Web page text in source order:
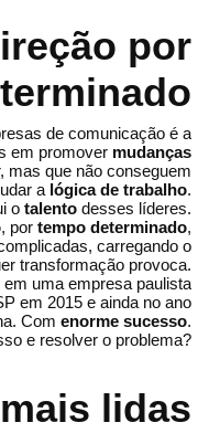
por
de comunicação é a
em promover mudanças
mas que não conseguem
a lógica de trabalho.
o talento desses líderes.
, por tempo determinado,
carregando o
transformação provoca.
uma empresa paulista
em 2015 e ainda no ano
Com enorme sucesso.
e resolver o problema?
lidas